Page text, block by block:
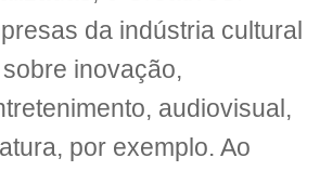
da indústria cultural
inovação,
audiovisual,
por exemplo. Ao